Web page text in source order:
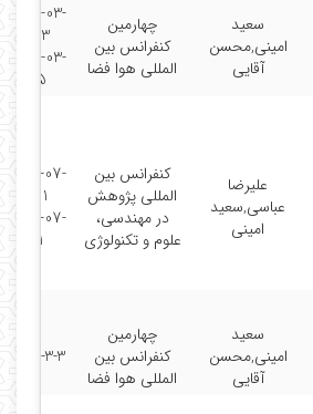
سعید
امینی,محسن
آقایی
چهارمین
کنفرانس بین
المللی هوا فضا
2015-03-
2015-03-
05
علیرضا
عباسی,سعید
امینی
کنفرانس بین
المللی پژوهش
در مهندسی،
علوم و تکنولوژی
2015-07-
2015-07-
21
سعید
امینی,محسن
آقایی
چهارمین
کنفرانس بین
المللی هوا فضا
2015-3-3